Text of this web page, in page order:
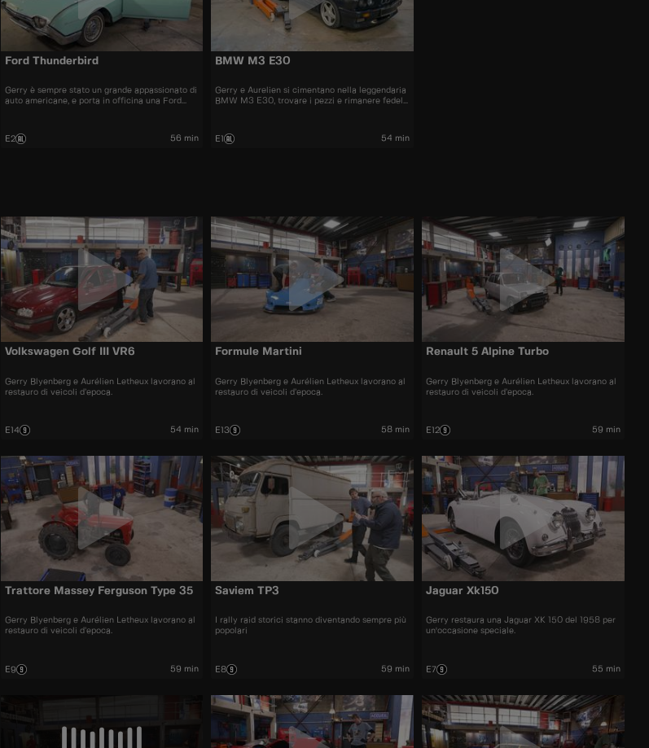
Ford Thunderbird
Gerry è sempre stato un grande appassionato di
auto americane, e porta in officina una Ford
E2 56 min
BMW M3 E30
Gerry e Aurelien si cimentano nella leggendaria
BMW M3 E30, trovare i pezzi e rimanere fedeli
E1 54 min
Volkswagen Golf III VR6
Gerry Blyenberg e Aurélien Letheux lavorano al
restauro di veicoli d’epoca.
E14 54 min
Formule Martini
Gerry Blyenberg e Aurélien Letheux lavorano al
restauro di veicoli d’epoca.
E13 58 min
Renault 5 Alpine Turbo
Gerry Blyenberg e Aurélien Letheux lavorano al
restauro di veicoli d’epoca.
E12 59 min
Trattore Massey Ferguson Type 35
Gerry Blyenberg e Aurélien Letheux lavorano al
restauro di veicoli d’epoca.
E9 59 min
Saviem TP3
I rally raid storici stanno diventando sempre più
popolari
E8 59 min
Jaguar Xk150
Gerry restaura una Jaguar XK 150 del 1958 per
un'occasione speciale.
E7 55 min